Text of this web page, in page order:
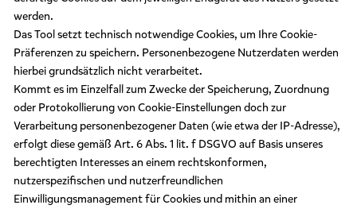
werden.
Das Tool setzt technisch notwendige Cookies, um Ihre Cookie-
Präferenzen zu speichern. Personenbezogene Nutzerdaten werden
hierbei grundsätzlich nicht verarbeitet.
Kommt es im Einzelfall zum Zwecke der Speicherung, Zuordnung
oder Protokollierung von Cookie-Einstellungen doch zur
Verarbeitung personenbezogener Daten (wie etwa der IP-Adresse),
erfolgt diese gemäß Art. 6 Abs. 1 lit. f DSGVO auf Basis unseres
berechtigten Interesses an einem rechtskonformen,
nutzerspezifischen und nutzerfreundlichen
Einwilligungsmanagement für Cookies und mithin an einer